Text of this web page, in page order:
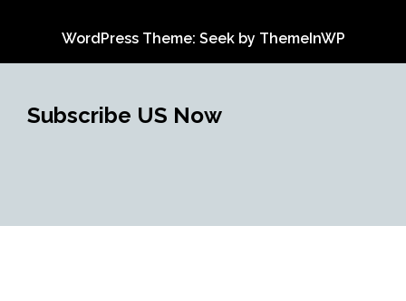
WordPress Theme: Seek by ThemeInWP
Subscribe US Now